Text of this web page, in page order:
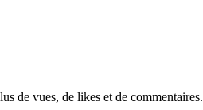
de vues, de likes et de commentaires.